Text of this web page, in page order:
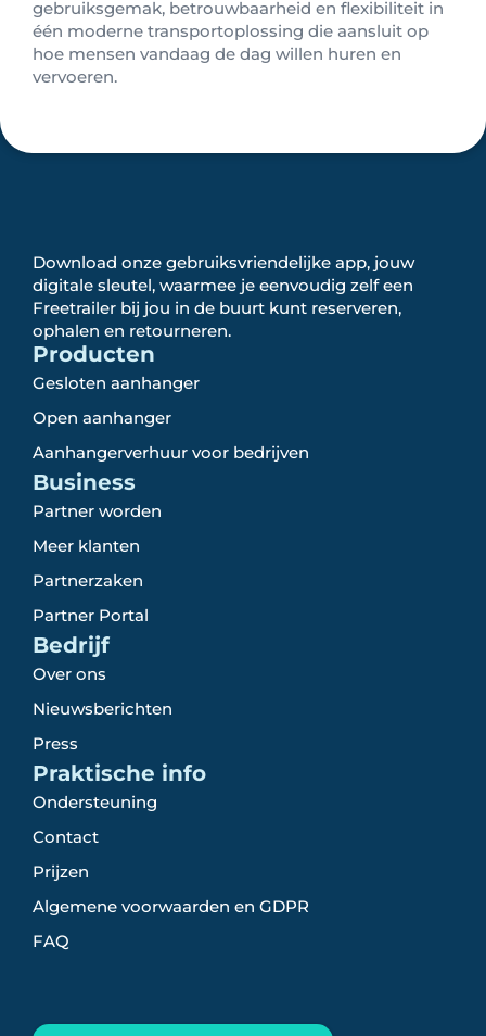
gebruiksgemak, betrouwbaarheid en flexibiliteit in
één moderne transportoplossing die aansluit op
hoe mensen vandaag de dag willen huren en
vervoeren.
Download onze gebruiksvriendelijke app, jouw
digitale sleutel, waarmee je eenvoudig zelf een
Freetrailer bij jou in de buurt kunt reserveren,
ophalen en retourneren.
Producten
Gesloten aanhanger
Open aanhanger
Aanhangerverhuur voor bedrijven
Business
Partner worden
Meer klanten
Partnerzaken
Partner Portal
Bedrijf
Over ons
Nieuwsberichten
Press
Praktische info
Ondersteuning
Contact
Prijzen
Algemene voorwaarden en GDPR
FAQ